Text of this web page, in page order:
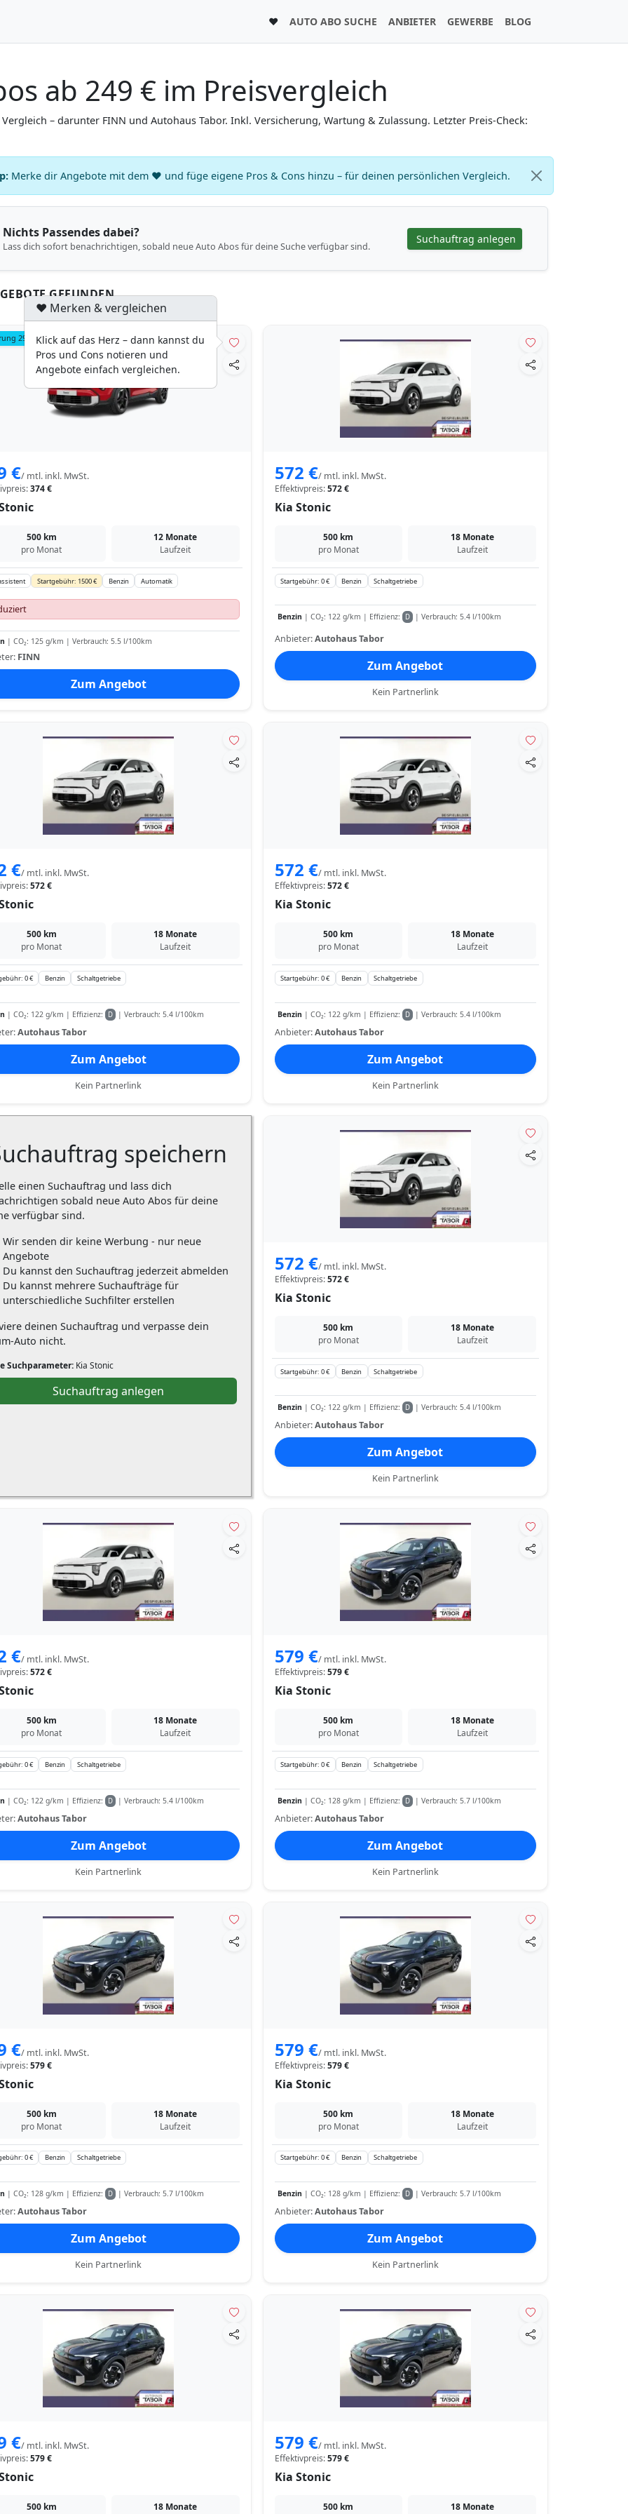
♥ AUTO ABO SUCHE ANBIETER GEWERBE BLOG
ab 249 € im Preisvergleich
– darunter FINN und Autohaus Tabor. Inkl. Versicherung, Wartung & Zulassung. Letzter Preis-Check:
Merke dir Angebote mit dem ♥ und füge eigene Pros & Cons hinzu – für deinen persönlichen Vergleich.
Nichts Passendes dabei?
Lass dich sofort benachrichtigen, sobald neue Auto Abos für deine Suche verfügbar sind.
Suchauftrag anlegen
GEFUNDEN
299 €
€/ mtl. inkl. MwSt.
374 €
500 km
pro Monat
12 Monate
Laufzeit
Startgebühr: 1500 € Benzin Automatik
| CO₂: 125 g/km | Verbrauch: 5.5 l/100km
FINN
Zum Angebot
572 €/ mtl. inkl. MwSt.
Effektivpreis:572 €
Kia Stonic
500 km
pro Monat
18 Monate
Laufzeit
Startgebühr: 0 € Benzin Schaltgetriebe
Benzin | CO₂: 122 g/km | Effizienz: D | Verbrauch: 5.4 l/100km
Anbieter:Autohaus Tabor
Zum Angebot
Kein Partnerlink
€/ mtl. inkl. MwSt.
572 €
500 km
pro Monat
18 Monate
Laufzeit
0 € Benzin Schaltgetriebe
| CO₂: 122 g/km | Effizienz: D | Verbrauch: 5.4 l/100km
Autohaus Tabor
Zum Angebot
Kein Partnerlink
572 €/ mtl. inkl. MwSt.
Effektivpreis:572 €
Kia Stonic
500 km
pro Monat
18 Monate
Laufzeit
Startgebühr: 0 € Benzin Schaltgetriebe
Benzin | CO₂: 122 g/km | Effizienz: D | Verbrauch: 5.4 l/100km
Anbieter:Autohaus Tabor
Zum Angebot
Kein Partnerlink
speichern
einen Suchauftrag und lass dich
sobald neue Auto Abos für deine
verfügbar sind.
Wir senden dir keine Werbung - nur neue
Angebote
Du kannst den Suchauftrag jederzeit abmelden
Du kannst mehrere Suchaufträge für
unterschiedliche Suchfilter erstellen
deinen Suchauftrag und verpasse dein
Auto nicht.
Suchparameter: Kia Stonic
Suchauftrag anlegen
572 €/ mtl. inkl. MwSt.
Effektivpreis:572 €
Kia Stonic
500 km
pro Monat
18 Monate
Laufzeit
Startgebühr: 0 € Benzin Schaltgetriebe
Benzin | CO₂: 122 g/km | Effizienz: D | Verbrauch: 5.4 l/100km
Anbieter:Autohaus Tabor
Zum Angebot
Kein Partnerlink
€/ mtl. inkl. MwSt.
572 €
500 km
pro Monat
18 Monate
Laufzeit
0 € Benzin Schaltgetriebe
| CO₂: 122 g/km | Effizienz: D | Verbrauch: 5.4 l/100km
Autohaus Tabor
Zum Angebot
Kein Partnerlink
579 €/ mtl. inkl. MwSt.
Effektivpreis:579 €
Kia Stonic
500 km
pro Monat
18 Monate
Laufzeit
Startgebühr: 0 € Benzin Schaltgetriebe
Benzin | CO₂: 128 g/km | Effizienz: D | Verbrauch: 5.7 l/100km
Anbieter:Autohaus Tabor
Zum Angebot
Kein Partnerlink
€/ mtl. inkl. MwSt.
579 €
500 km
pro Monat
18 Monate
Laufzeit
0 € Benzin Schaltgetriebe
| CO₂: 128 g/km | Effizienz: D | Verbrauch: 5.7 l/100km
Autohaus Tabor
Zum Angebot
Kein Partnerlink
579 €/ mtl. inkl. MwSt.
Effektivpreis:579 €
Kia Stonic
500 km
pro Monat
18 Monate
Laufzeit
Startgebühr: 0 € Benzin Schaltgetriebe
Benzin | CO₂: 128 g/km | Effizienz: D | Verbrauch: 5.7 l/100km
Anbieter:Autohaus Tabor
Zum Angebot
Kein Partnerlink
€/ mtl. inkl. MwSt.
579 €
500 km
18 Monate
579 €/ mtl. inkl. MwSt.
Effektivpreis:579 €
Kia Stonic
500 km
18 Monate
♥ Merken & vergleichen
Klick auf das Herz – dann kannst du
Pros und Cons notieren und
Angebote einfach vergleichen.